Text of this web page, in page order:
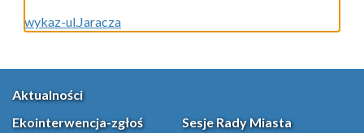
wykaz-ul.Jaracza
Aktualności
Ekointerwencja-zgłoś
Sesje Rady Miasta